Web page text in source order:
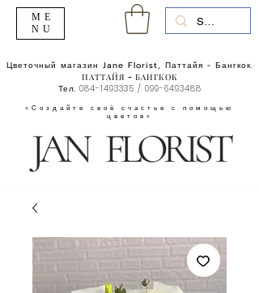
«Создайте своё счастье с помощью
цветов»
Цветочный магазин Jane Florist, Паттайя - Бангкок.
ПАТТАЙЯ - БАНГКОК
Тел. 084-1493335 / 099-6493488
ME
NU